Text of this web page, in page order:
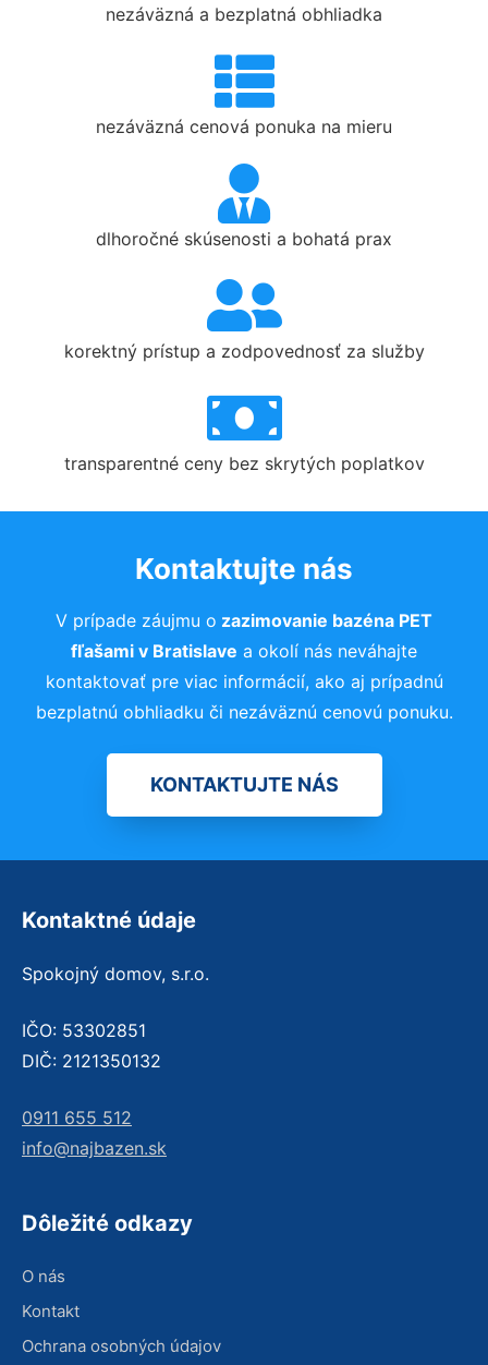
nezáväzná a bezplatná obhliadka
nezáväzná cenová ponuka na mieru
dlhoročné skúsenosti a bohatá prax
korektný prístup a zodpovednosť za služby
transparentné ceny bez skrytých poplatkov
Kontaktujte nás
V prípade záujmu o zazimovanie bazéna PET
fľašami v Bratislave a okolí nás neváhajte
kontaktovať pre viac informácií, ako aj prípadnú
bezplatnú obhliadku či nezáväznú cenovú ponuku.
KONTAKTUJTE NÁS
Kontaktné údaje
Spokojný domov, s.r.o.
IČO: 53302851
DIČ: 2121350132
0911 655 512
info@najbazen.sk
Dôležité odkazy
O nás
Kontakt
Ochrana osobných údajov